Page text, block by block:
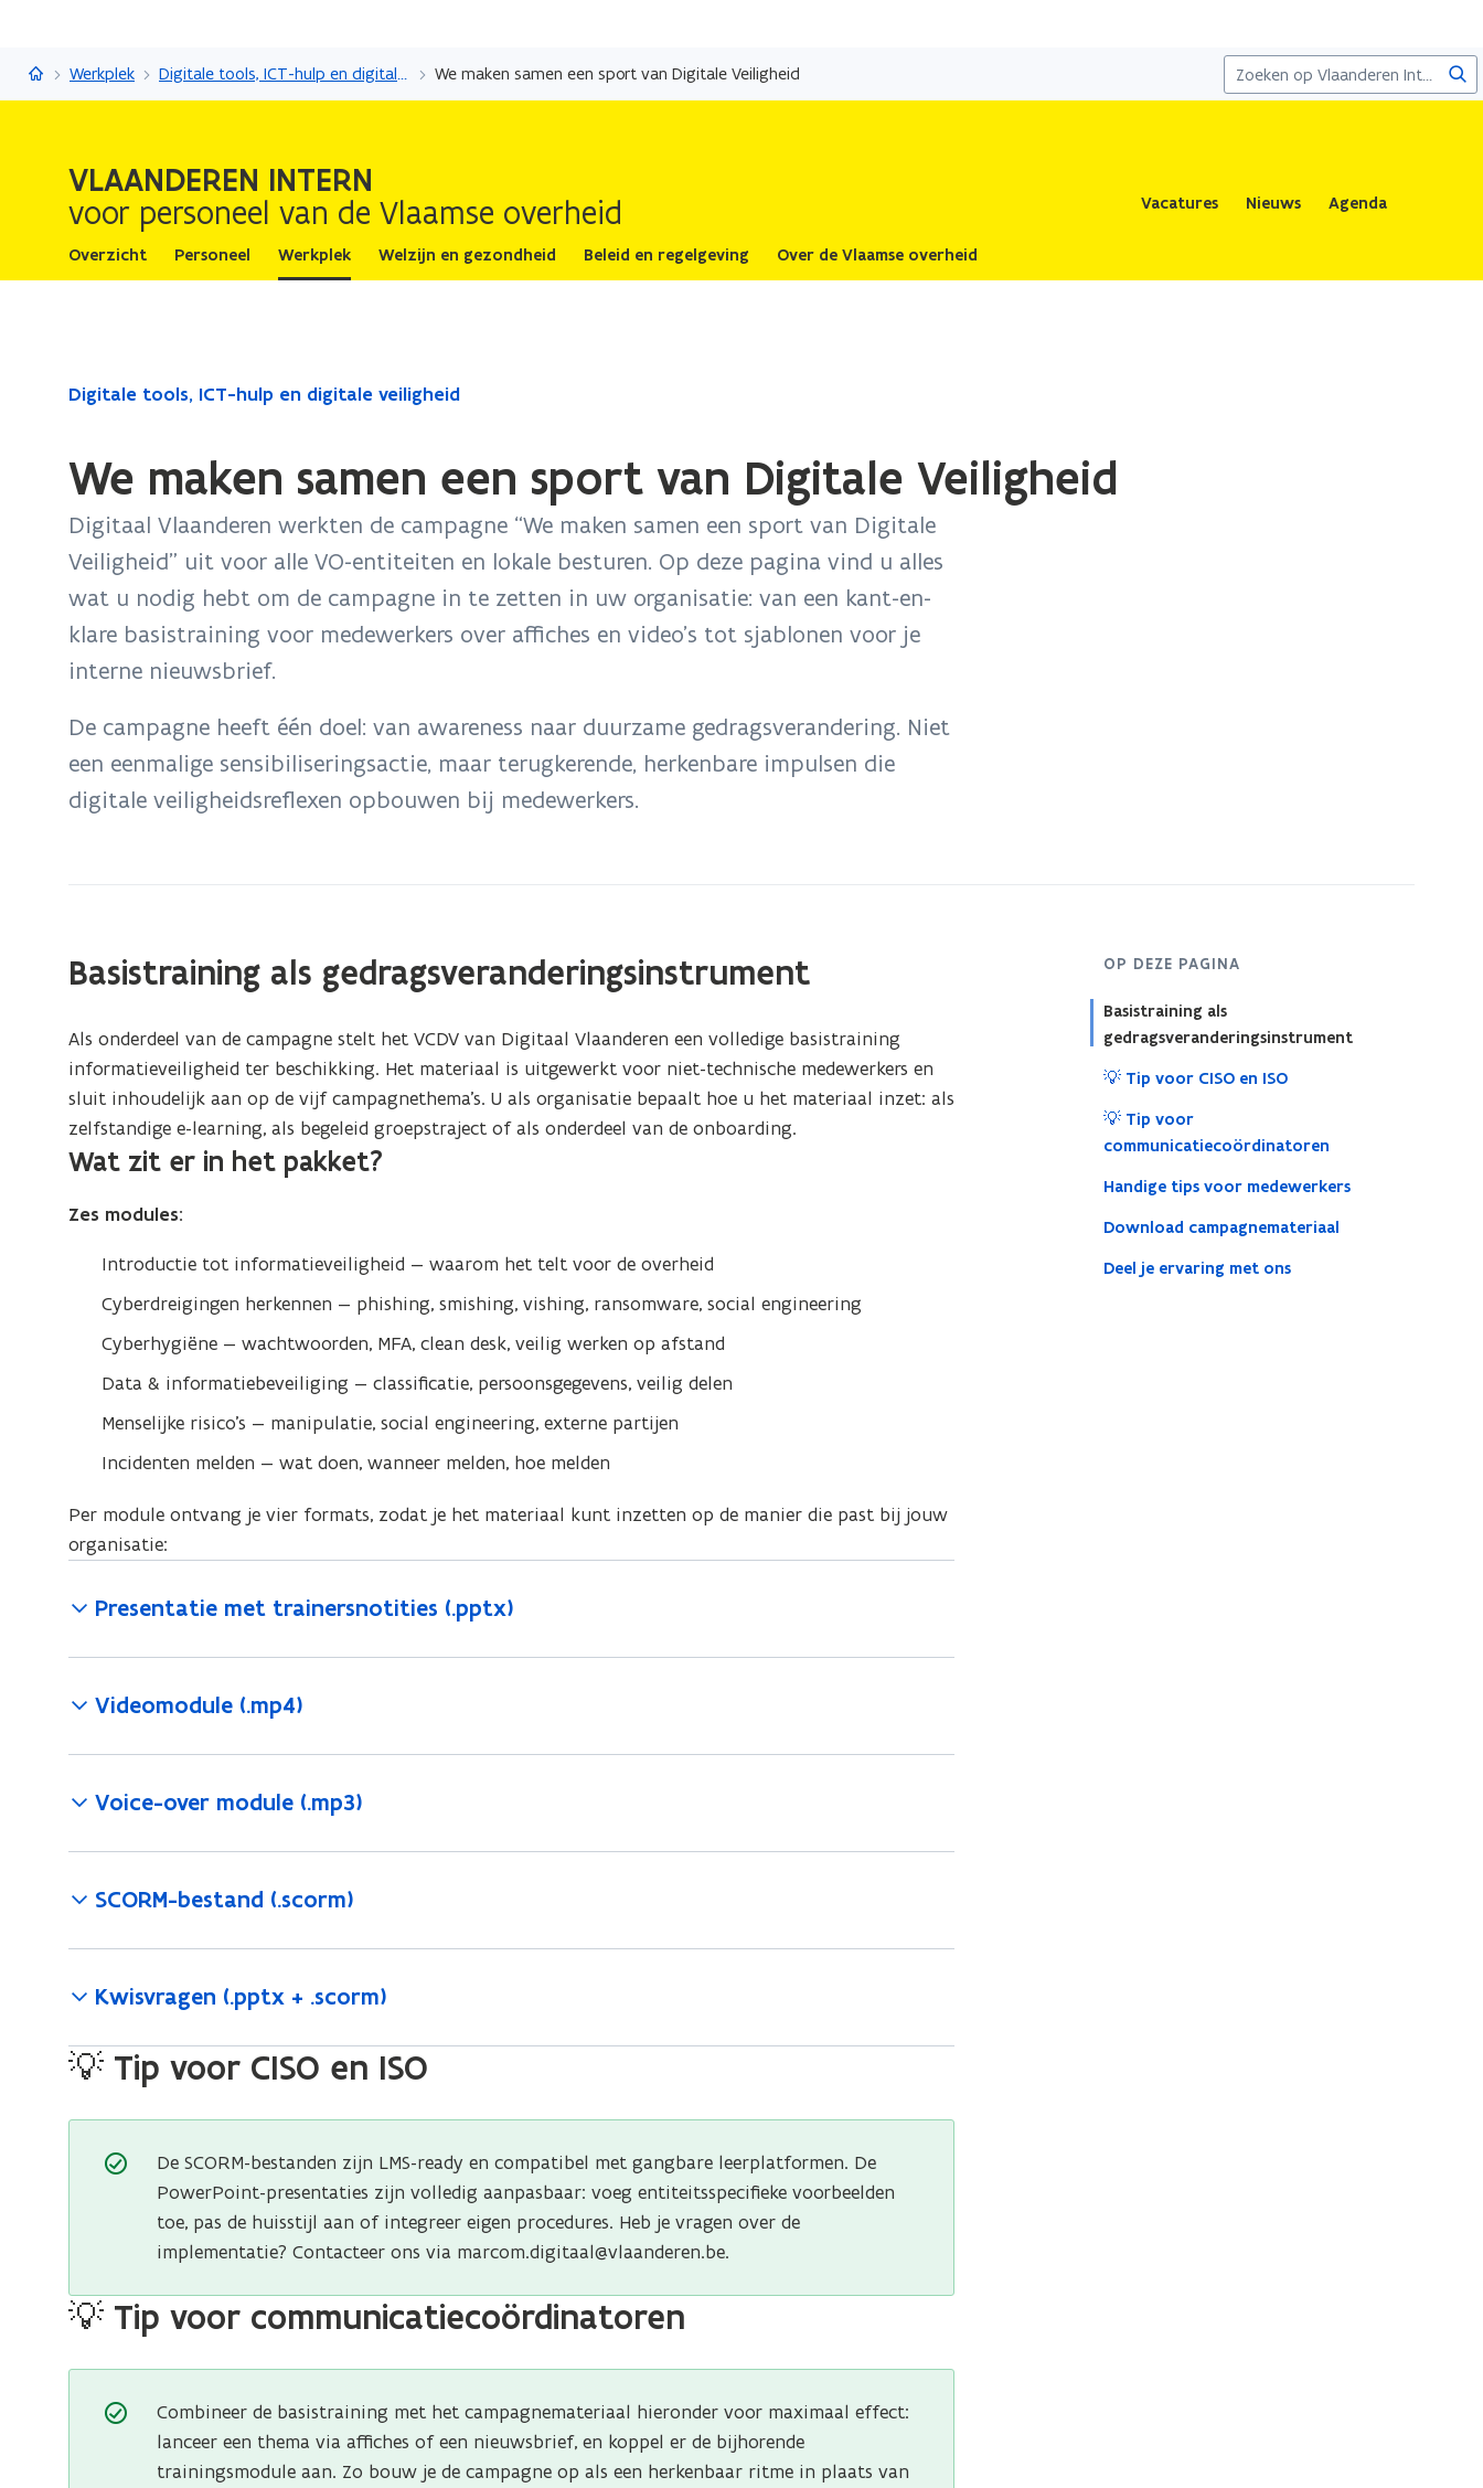
en
naar
Vlaanderen Intern
Werkplek Digitale tools, ICT-hulp en digitale veiligheid We maken samen een sport van Digitale Veiligheid
VLAANDEREN INTERN
voor personeel van de Vlaamse overheid Vacatures Nieuws Agenda
Overzicht Personeel Werkplek Welzijn en gezondheid Beleid en regelgeving Over de Vlaamse overheid
Gedaan
bevindt
maken
samen
sport
Veiligheid
Digitale tools, ICT-hulp en digitale veiligheid
We maken samen een sport van Digitale Veiligheid
Digitaal Vlaanderen werkten de campagne “We maken samen een sport van Digitale
Veiligheid” uit voor alle VO-entiteiten en lokale besturen. Op deze pagina vind u alles
wat u nodig hebt om de campagne in te zetten in uw organisatie: van een kant-en-
klare basistraining voor medewerkers over affiches en video’s tot sjablonen voor je
interne nieuwsbrief.
De campagne heeft één doel: van awareness naar duurzame gedragsverandering. Niet
een eenmalige sensibiliseringsactie, maar terugkerende, herkenbare impulsen die
digitale veiligheidsreflexen opbouwen bij medewerkers.
OP DEZE PAGINA
Basistraining als
gedragsveranderingsinstrument
💡 Tip voor CISO en ISO
💡 Tip voor
communicatiecoördinatoren
Handige tips voor medewerkers
Download campagnemateriaal
Deel je ervaring met ons
Basistraining als gedragsveranderingsinstrument
Als onderdeel van de campagne stelt het VCDV van Digitaal Vlaanderen een volledige basistraining
informatieveiligheid ter beschikking. Het materiaal is uitgewerkt voor niet-technische medewerkers en
sluit inhoudelijk aan op de vijf campagnethema’s. U als organisatie bepaalt hoe u het materiaal inzet: als
zelfstandige e-learning, als begeleid groepstraject of als onderdeel van de onboarding.
Wat zit er in het pakket?
Zes modules:
Introductie tot informatieveiligheid — waarom het telt voor de overheid
Cyberdreigingen herkennen — phishing, smishing, vishing, ransomware, social engineering
Cyberhygiëne — wachtwoorden, MFA, clean desk, veilig werken op afstand
Data & informatiebeveiliging — classificatie, persoonsgegevens, veilig delen
Menselijke risico’s — manipulatie, social engineering, externe partijen
Incidenten melden — wat doen, wanneer melden, hoe melden
Per module ontvang je vier formats, zodat je het materiaal kunt inzetten op de manier die past bij jouw
organisatie:
Presentatie met trainersnotities (.pptx)
Videomodule (.mp4)
Voice-over module (.mp3)
SCORM-bestand (.scorm)
Kwisvragen (.pptx + .scorm)
💡 Tip voor CISO en ISO
De SCORM-bestanden zijn LMS-ready en compatibel met gangbare leerplatformen. De
PowerPoint-presentaties zijn volledig aanpasbaar: voeg entiteitsspecifieke voorbeelden
toe, pas de huisstijl aan of integreer eigen procedures. Heb je vragen over de
implementatie? Contacteer ons via marcom.digitaal@vlaanderen.be.
💡 Tip voor communicatiecoördinatoren
Combineer de basistraining met het campagnemateriaal hieronder voor maximaal effect:
lanceer een thema via affiches of een nieuwsbrief, en koppel er de bijhorende
trainingsmodule aan. Zo bouw je de campagne op als een herkenbaar ritme in plaats van